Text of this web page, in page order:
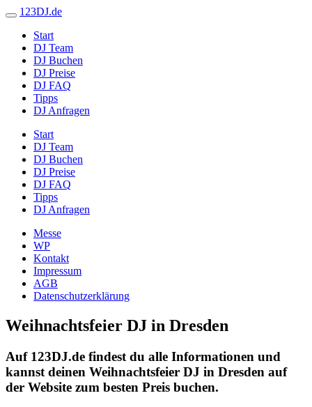
123DJ.de
Start
DJ Team
DJ Buchen
DJ Preise
DJ FAQ
Tipps
DJ Anfragen
Start
DJ Team
DJ Buchen
DJ Preise
DJ FAQ
Tipps
DJ Anfragen
Messe
WP
Kontakt
Impressum
AGB
Datenschutzerklärung
Weihnachtsfeier DJ in Dresden
Auf 123DJ.de findest du alle Informationen und
kannst deinen Weihnachtsfeier DJ in Dresden auf
der Website zum besten Preis buchen.